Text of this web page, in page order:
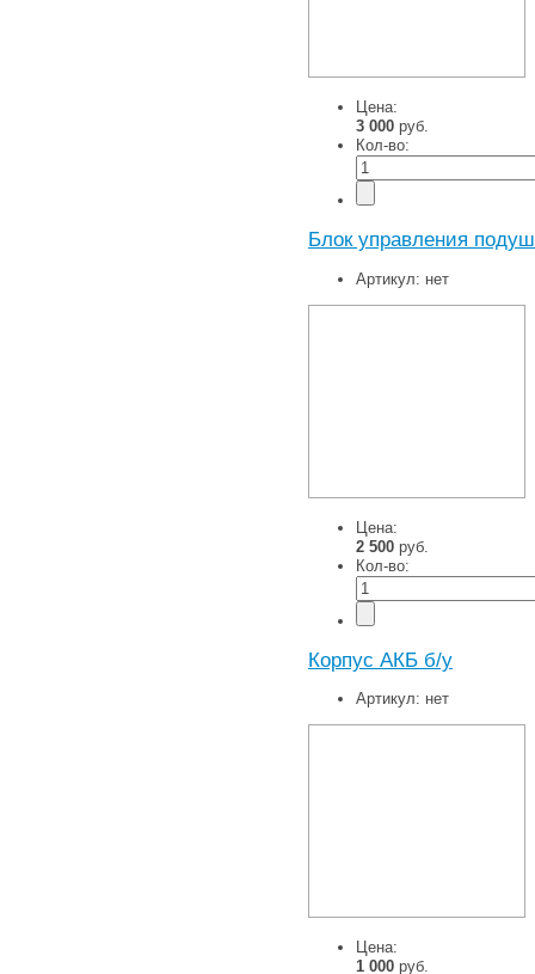
Цена:
3 000 руб.
Кол-во:
Блок управления
Артикул: нет
Цена:
2 500 руб.
Кол-во:
Корпус АКБ б/у
Артикул: нет
Цена:
1 000 руб.